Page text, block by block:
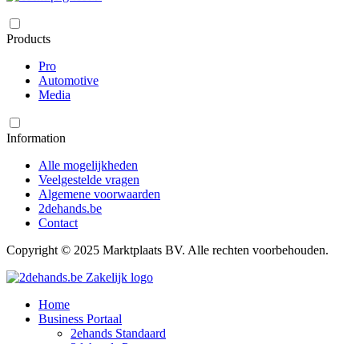
Products
Pro
Automotive
Media
Information
Alle mogelijkheden
Veelgestelde vragen
Algemene voorwaarden
2dehands.be
Contact
Copyright © 2025 Marktplaats BV. Alle rechten voorbehouden.
Home
Business Portaal
2ehands Standaard